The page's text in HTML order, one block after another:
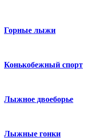
Горные лыжи
Конькобежный спорт
Лыжное двоеборье
Лыжные гонки